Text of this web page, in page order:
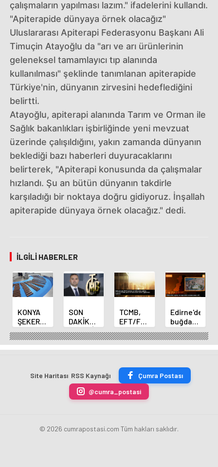
çalışmaların yapılması lazım." ifadelerini kullandı.
"Apiterapide dünyaya örnek olacağız"
Uluslararası Apiterapi Federasyonu Başkanı Ali
Timuçin Atayoğlu da "arı ve arı ürünlerinin
geleneksel tamamlayıcı tıp alanında
kullanılması" şeklinde tanımlanan apiterapide
Türkiye'nin, dünyanın zirvesini hedeflediğini
belirtti.
Atayoğlu, apiterapi alanında Tarım ve Orman ile
Sağlık bakanlıkları işbirliğinde yeni mevzuat
üzerinde çalışıldığını, yakın zamanda dünyanın
beklediği bazı haberleri duyuracaklarını
belirterek, "Apiterapi konusunda da çalışmalar
hızlandı. Şu an bütün dünyanın takdirle
karşıladığı bir noktaya doğru gidiyoruz. İnşallah
apiterapide dünyaya örnek olacağız." dedi.
İLGILI HABERLER
KONYA
ŞEKER
YILLIK 7
BİN 500
TON
ÜRETİLECEK
SON
DAKİKA
HABERİ:
Yeni
Merkez
Fatih
Karahan
oldu
TCMB,
EFT/FAST
işlemleri
için
fazla
uygulamasını
kaldırdı
Edirne'de
buğday
ve arpa
ekim
sezonu
erdi
Site Haritası RSS Kaynağı
Çumra Postası
@cumra_postasi
© 2026 cumrapostasi.com Tüm hakları saklıdır.